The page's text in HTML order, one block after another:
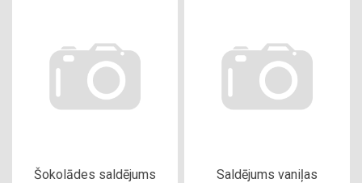
Šokolādes saldējums
Saldējums vaniļas